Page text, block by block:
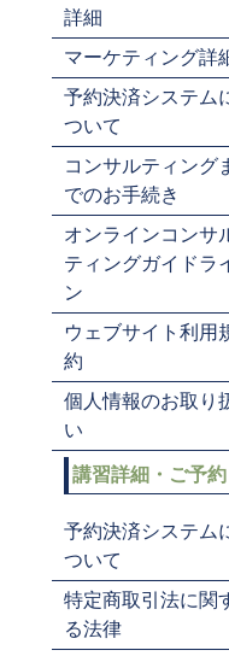
詳細
マーケティング詳
予約決済システム
ついて
コンサルティング
でのお手続き
オンラインコンサ
ティングガイドラ
ン
ウェブサイト利用
約
個人情報のお取り
い
講習詳細・ご予約
予約決済システム
ついて
特定商取引法に関
る法律